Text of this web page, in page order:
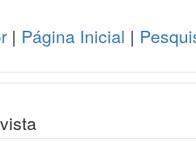
| Página Inicial |